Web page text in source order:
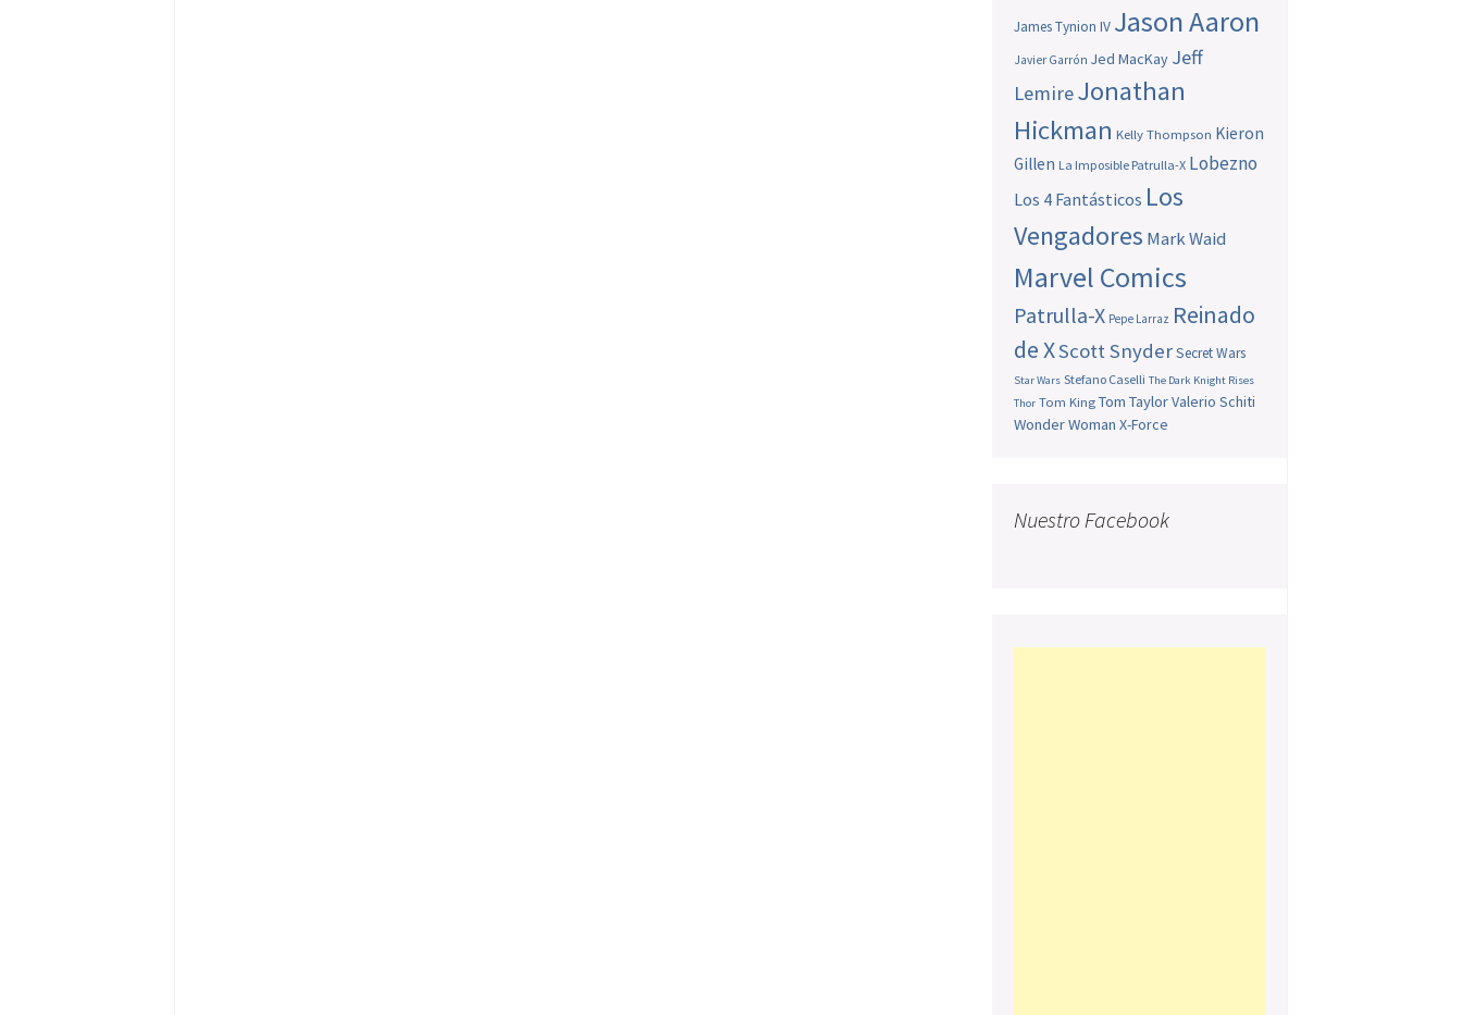
James Tynion IV Jason Aaron
Javier Garrón Jed MacKay Jeff
LemireJonathan
Hickman Kelly Thompson Kieron
Gillen La Imposible Patrulla-X Lobezno
Los 4 Fantásticos Los
Vengadores Mark Waid
Marvel Comics
Patrulla-X Pepe Larraz Reinado
de XScott SnyderSecret Wars
Star Wars Stefano Caselli The Dark Knight Rises
Thor Tom King Tom TaylorValerio Schiti
Wonder Woman X-Force
Nuestro Facebook